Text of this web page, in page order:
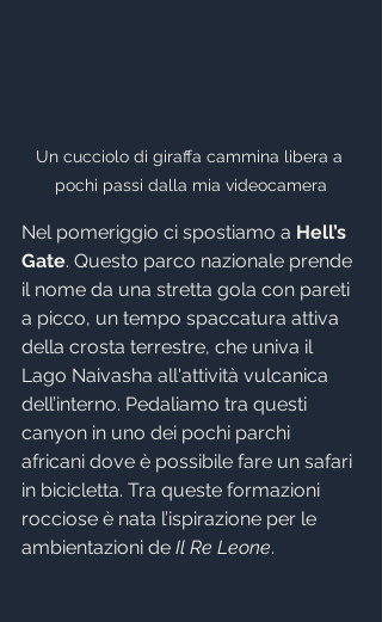
Un cucciolo di giraffa cammina libera a
pochi passi dalla mia videocamera
Nel pomeriggio ci spostiamo a Hell’s
Gate. Questo parco nazionale prende
il nome da una stretta gola con pareti
a picco, un tempo spaccatura attiva
della crosta terrestre, che univa il
Lago Naivasha all'attività vulcanica
dell’interno. Pedaliamo tra questi
canyon in uno dei pochi parchi
africani dove è possibile fare un safari
in bicicletta. Tra queste formazioni
rocciose è nata l’ispirazione per le
ambientazioni de Il Re Leone.